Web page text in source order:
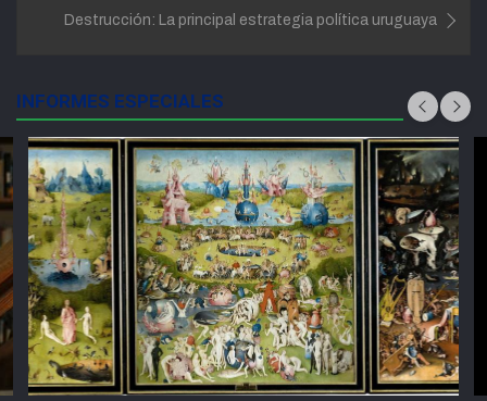
Destrucción: La principal estrategia política uruguaya
INFORMES ESPECIALES